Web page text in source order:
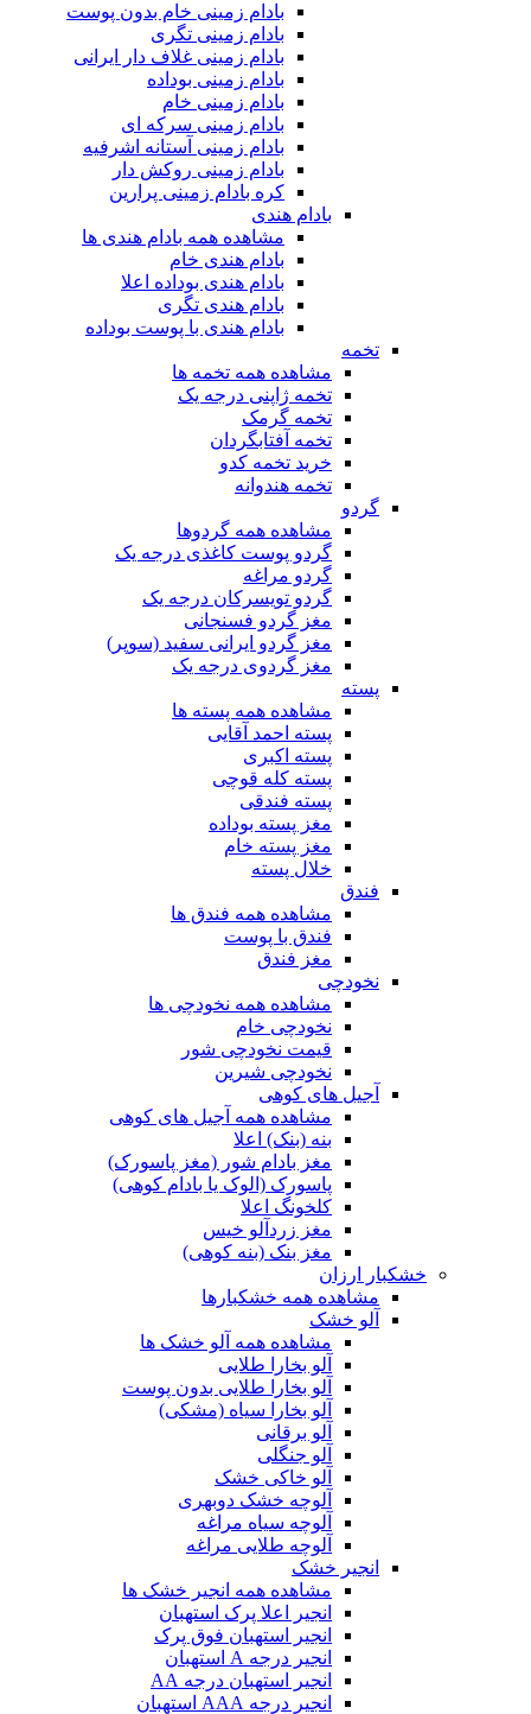
بادام زمینی خام بدون پوست
بادام زمینی تگری
بادام زمینی غلاف دار ایرانی
بادام زمینی بوداده
بادام زمینی خام
بادام زمینی سرکه ای
بادام زمینی آستانه اشرفیه
بادام زمینی روکش دار
کره بادام زمینی پرارین
بادام هندی
مشاهده همه بادام هندی ها
بادام هندی خام
بادام هندی بوداده اعلا
بادام هندی تگری
بادام هندی با پوست بوداده
تخمه
مشاهده همه تخمه ها
تخمه ژاپنی درجه یک
تخمه گرمک
تخمه آفتابگردان
خرید تخمه کدو
تخمه هندوانه
گردو
مشاهده همه گردوها
گردو پوست کاغذی درجه یک
گردو مراغه
گردو تویسرکان درجه یک
مغز گردو فسنجانی
مغز گردو ایرانی سفید (سوپر)
مغز گردوی درجه یک
پسته
مشاهده همه پسته ها
پسته احمد آقایی
پسته اکبری
پسته کله قوچی
پسته فندقی
مغز پسته بوداده
مغز پسته خام
خلال پسته
فندق
مشاهده همه فندق ها
فندق با پوست
مغز فندق
نخودچی
مشاهده همه نخودچی ها
نخودچی خام
قیمت نخودچی شور
نخودچی شیرین
آجیل های کوهی
مشاهده همه آجیل های کوهی
بنه (بنک) اعلا
مغز بادام شور (مغز پاسورک)
پاسورک (الوک یا بادام کوهی)
کلخونگ اعلا
مغز زردآلو خیس
مغز بنک (بنه کوهی)
خشکبار ارزان
مشاهده همه خشکبارها
آلو خشک
مشاهده همه آلو خشک ها
آلو بخارا طلایی
آلو بخارا طلایی بدون پوست
آلو بخارا سیاه (مشکی)
آلو برقانی
آلو جنگلی
آلو خاکی خشک
آلوچه خشک دوبهری
آلوچه سیاه مراغه
آلوچه طلایی مراغه
انجیر خشک
مشاهده همه انجیر خشک ها
انجیر اعلا پرک استهبان
انجیر استهبان فوق پرک
انجیر درجه A استهبان
انجیر استهبان درجه AA
انجیر درجه AAA استهبان